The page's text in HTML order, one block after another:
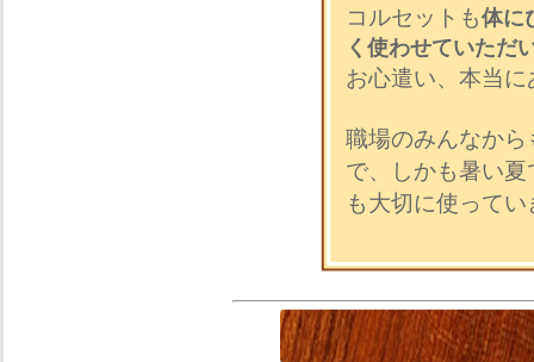
コルセットも体に
く使わせていただ
お心遣い、本当
職場のみんなか
で、しかも暑い
も大切に使って